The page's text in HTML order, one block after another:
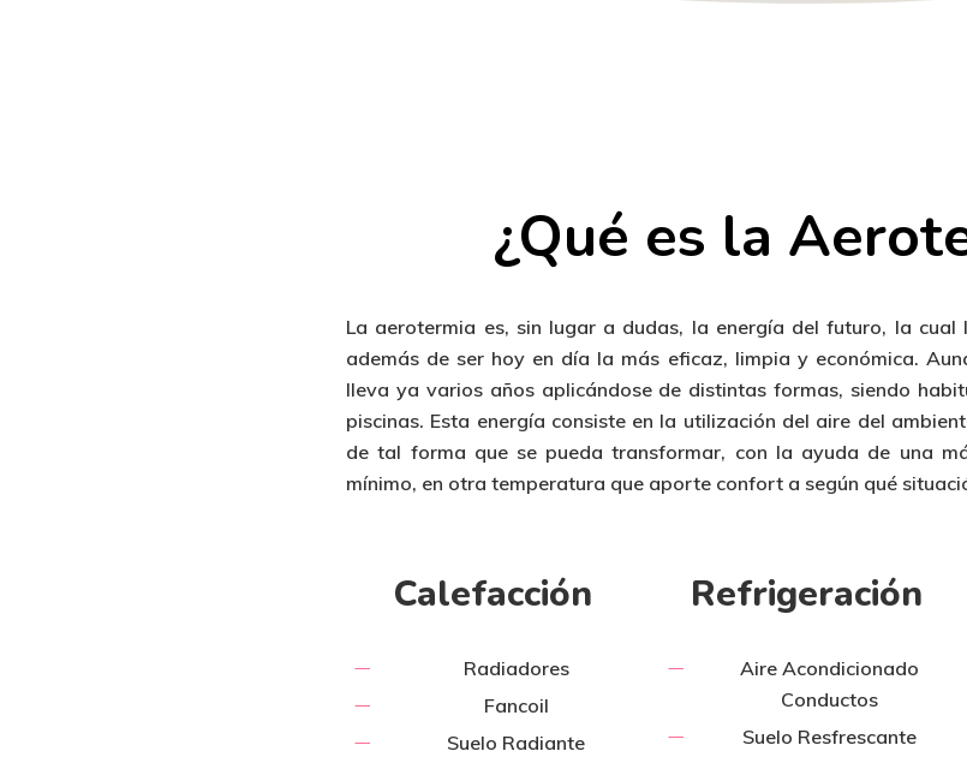
¿Qué es la
La aerotermia es, sin lugar a dudas, la energía del futuro, la cual
además de ser hoy en día la más eficaz, limpia y económica.
lleva ya varios años aplicándose de distintas formas, siendo
piscinas. Esta energía consiste en la utilización del aire del
de tal forma que se pueda transformar, con la ayuda de una
mínimo, en otra temperatura que aporte confort a según qué
Calefacción
Radiadores
Fancoil
Suelo Radiante
Refrigeración
Aire Acondicionado
Conductos
Suelo Resfrescante